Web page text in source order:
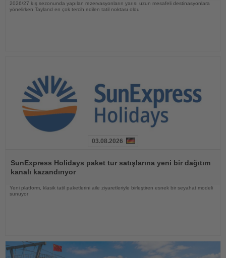
2026/27 kış sezonunda yapılan rezervasyonların yarısı uzun mesafeli destinasyonlara
yönelirken Tayland en çok tercih edilen tatil noktası oldu
Oku
03.08.2026
SunExpress Holidays paket tur satışlarına yeni bir dağıtım
kanalı kazandırıyor
Yeni platform, klasik tatil paketlerini aile ziyaretleriyle birleştiren esnek bir seyahat modeli
sunuyor